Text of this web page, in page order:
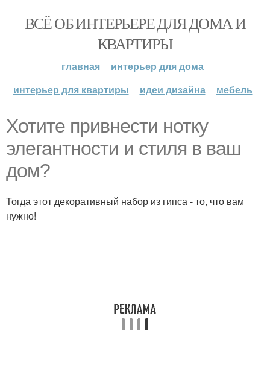
ВСЁ ОБ ИНТЕРЬЕРЕ ДЛЯ ДОМА И
КВАРТИРЫ
главная
интерьер для дома
интерьер для квартиры
идеи дизайна мебель
Хотите привнести нотку
элегантности и стиля в ваш
дом?
Тогда этот декоративный набор из гипса - то, что вам
нужно!